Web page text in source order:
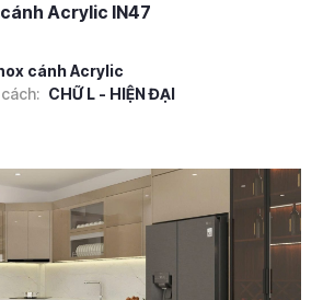
Acrylic IN47
cánh Acrylic
CHỮ L - HIỆN ĐẠI